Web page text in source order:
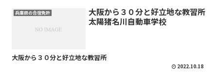
兵庫県の合宿免許
大阪から３０分と好立地な教習所
太陽猪名川自動車学校
大阪から３０分と好立地な教習所
2022.10.18